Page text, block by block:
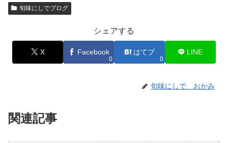
旬味にしでブログ
シェアする
X Facebook
0
はてブ
0
LINE
旬味にしで おかみ
関連記事